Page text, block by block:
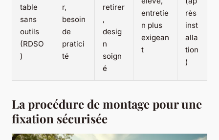
table
sans
outils
(RDSO
)
r,
besoin
de
pratici
té
retirer
,
desig
n
soign
é
entretie
n plus
exigean
t
rès
inst
alla
tion
)
La procédure de montage pour une
fixation sécurisée